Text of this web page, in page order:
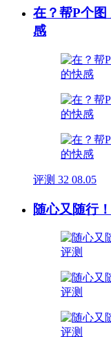
在？帮P个图
感
评测 32 08.05
随心又随行